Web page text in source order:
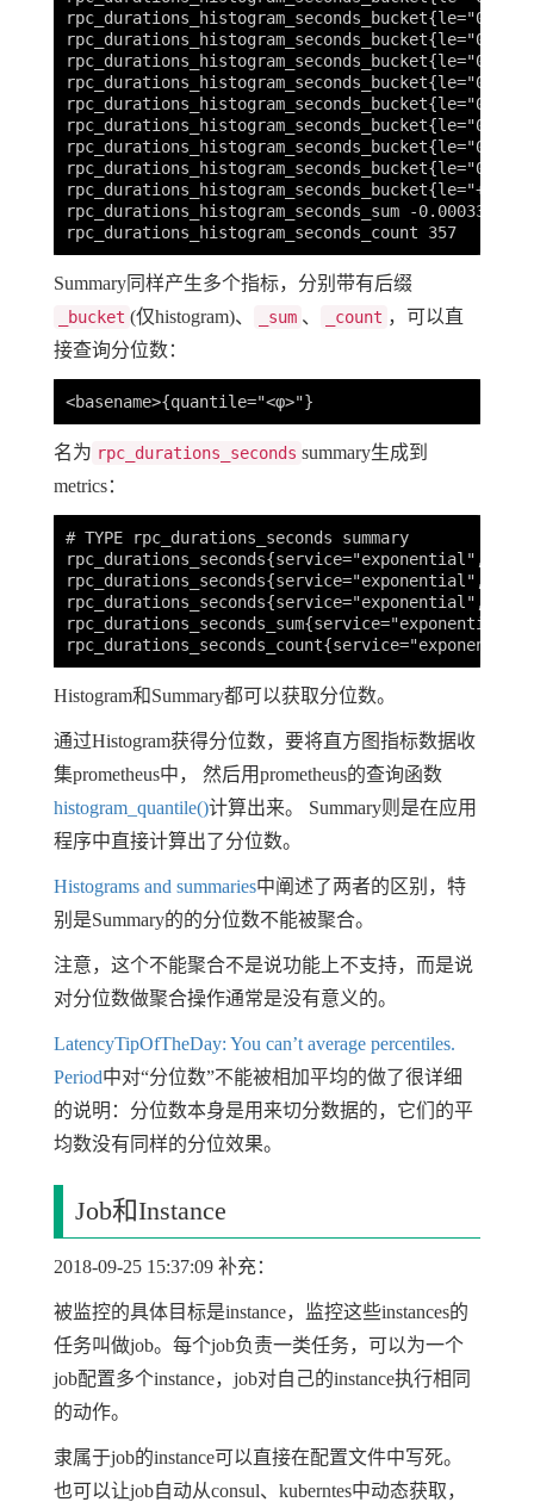
rpc_durations_histogram_seconds_sum -
Summary同样产生多个指标，分别带有后缀
_bucket (仅histogram)、 _sum 、 _count ，可以直
接查询分位数：
名为 rpc_durations_seconds summary生成到
metrics：
# TYPE rpc_durations_seconds summary
rpc_durations_seconds_sum{service="exponential"}
Histogram和Summary都可以获取分位数。
通过Histogram获得分位数，要将直方图指标数据收
集prometheus中， 然后用prometheus的查询函数
histogram_quantile()计算出来。 Summary则是在应用
程序中直接计算出了分位数。
Histograms and summaries中阐述了两者的区别，特
别是Summary的的分位数不能被聚合。
注意，这个不能聚合不是说功能上不支持，而是说
对分位数做聚合操作通常是没有意义的。
LatencyTipOfTheDay: You can’t average percentiles.
Period中对“分位数”不能被相加平均的做了很详细
的说明：分位数本身是用来切分数据的，它们的平
均数没有同样的分位效果。
Job和Instance
2018-09-25 15:37:09 补充：
被监控的具体目标是instance，监控这些instances的
任务叫做job。每个job负责一类任务，可以为一个
job配置多个instance，job对自己的instance执行相同
的动作。
隶属于job的instance可以直接在配置文件中写死。
也可以让job自动从consul、kuberntes中动态获取，